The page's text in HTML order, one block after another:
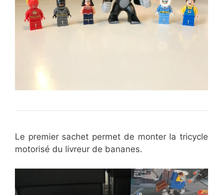
Le premier sachet permet de monter la tricycle
motorisé du livreur de bananes.